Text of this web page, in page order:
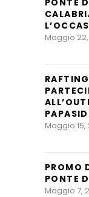
PONTE
Maggio
Maggio 15,
PROMO
PONTE
Maggio 7,